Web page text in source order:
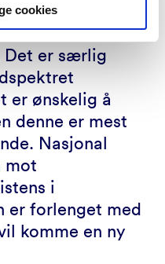
cookies
utgangen av
med
Det er særlig
er ønskelig å
denne er mest
Nasjonal
mot
i
er forlenget med
komme en ny